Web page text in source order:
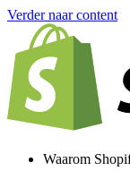
Verder naar content
Waarom